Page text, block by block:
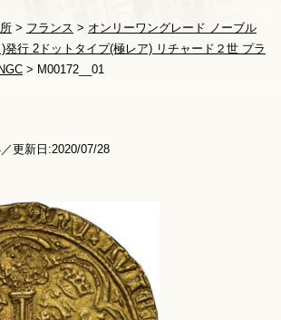
> フランス > オンリーワングレード ノーブル
発行 2ドットタイプ(極レア) リチャード２世 プラ
> M00172__01
更新日:2020/07/28